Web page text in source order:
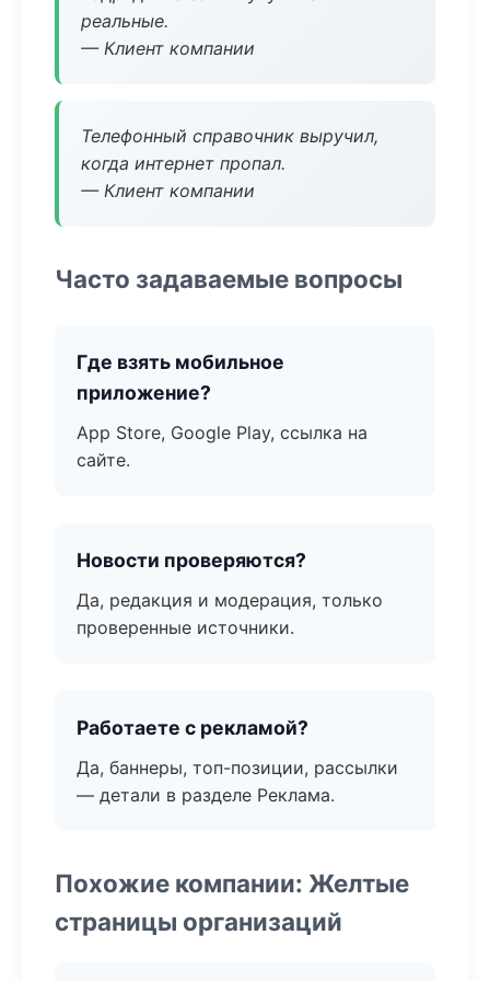
реальные.
— Клиент компании
Телефонный справочник выручил,
когда интернет пропал.
— Клиент компании
Часто задаваемые вопросы
Где взять мобильное
приложение?
App Store, Google Play, ссылка на
сайте.
Новости проверяются?
Да, редакция и модерация, только
проверенные источники.
Работаете с рекламой?
Да, баннеры, топ-позиции, рассылки
— детали в разделе Реклама.
Похожие компании: Желтые
страницы организаций